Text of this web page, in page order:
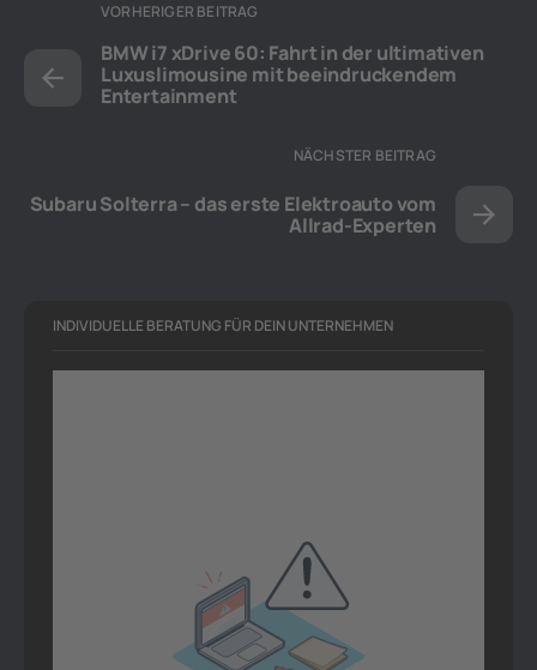
VORHERIGER BEITRAG
BMW i7 xDrive 60: Fahrt in der ultimativen
Luxuslimousine mit beeindruckendem
Entertainment
NÄCHSTER BEITRAG
Subaru Solterra – das erste Elektroauto vom
Allrad-Experten
INDIVIDUELLE BERATUNG FÜR DEIN UNTERNEHMEN